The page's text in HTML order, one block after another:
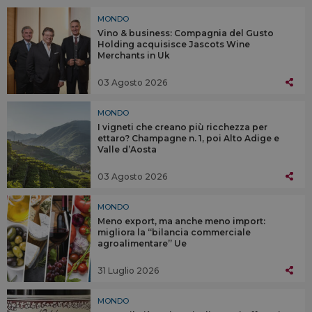
MONDO
Vino & business: Compagnia del Gusto
Holding acquisisce Jascots Wine
Merchants in Uk
03 Agosto 2026
MONDO
I vigneti che creano più ricchezza per
ettaro? Champagne n. 1, poi Alto Adige e
Valle d’Aosta
03 Agosto 2026
MONDO
Meno export, ma anche meno import:
migliora la “bilancia commerciale
agroalimentare” Ue
31 Luglio 2026
MONDO